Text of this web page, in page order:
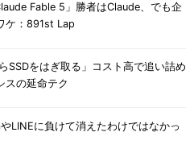
Fable 5」勝者はClaude、でも企
ケ：891st Lap
SSDをはぎ取る」コスト高で追い詰め
スの延命テク
LINEに負けて消えたわけではなかっ